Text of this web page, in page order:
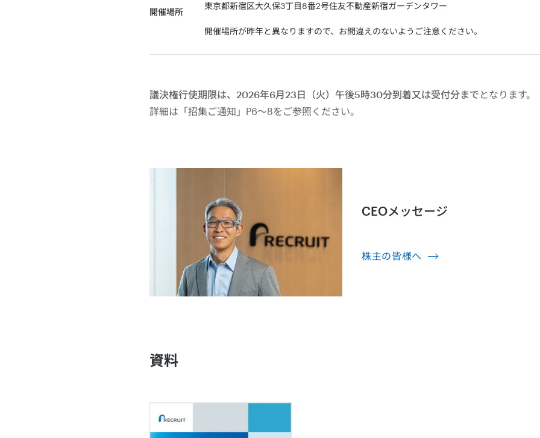
開催場所
東京都新宿区大久保3丁目8番2号住友不動産新宿ガーデンタワー
開催場所が昨年と異なりますので、お間違えのないようご注意ください。
議決権行使期限は、2026年6月23日（火）午後5時30分到着又は受付分まで となります。
詳細は「招集ご通知」P6～8をご参照ください。
CEOメッセージ
株主の皆様へ
資料